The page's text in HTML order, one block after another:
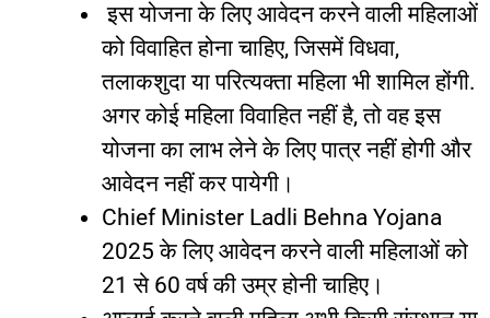
इसयोजना के लिए आवेदन करने वाली महिलाओं
को विवाहित होना चाहिए,जिसमें विधवा,
तलाकशुदा या परित्यक्ता महिला भी शामिल होंगी.
अगर कोई महिला विवाहित नहीं है,तो वह इस
योजना का लाभ लेने के लिए पात्र नहीं होगी और
आवेदन नहीं कर पायेगी।
Chief Minister Ladli Behna Yojana
2025के लिए आवेदन करने वाली महिलाओं को
21से60वर्ष की उम्र होनी चाहिए।